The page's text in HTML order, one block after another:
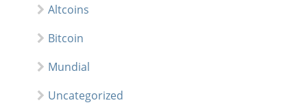
Altcoins
Bitcoin
Mundial
Uncategorized